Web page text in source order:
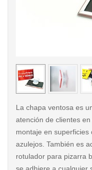
< /picture>
La chapa ventosa es
atención de clientes
montaje en
azulejos. También es
rotulador para pizarra